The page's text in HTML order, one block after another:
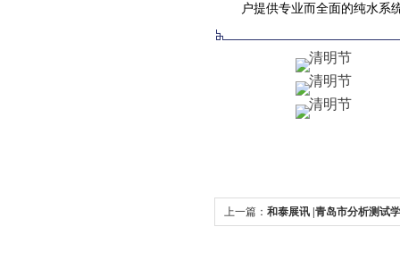
户提供专业而全面的纯水系
上一篇： 和泰展讯 |青岛市分析测试